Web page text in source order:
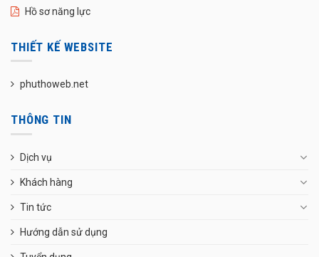
Hồ sơ năng lực
THIẾT KẾ WEBSITE
phuthoweb.net
THÔNG TIN
Dịch vụ
Khách hàng
Tin tức
Hướng dẫn sử dụng